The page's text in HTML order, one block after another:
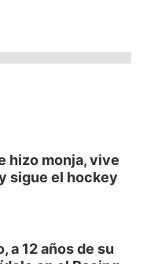
hizo monja, vive
sigue el hockey
a 12 años de su